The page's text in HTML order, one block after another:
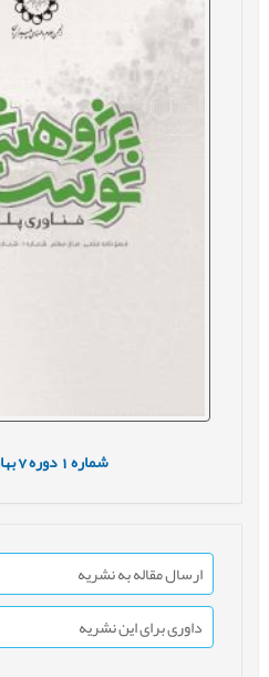
شماره1 دوره7 بهار
ارسال مقاله به نشریه
داوری برای این نشریه